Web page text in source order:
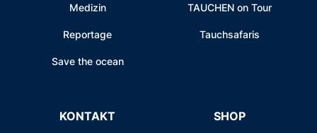
Medizin
Reportage
Save the ocean
TAUCHEN on Tour
Tauchsafaris
KONTAKT SHOP